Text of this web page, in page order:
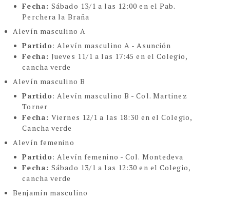
Fecha:Sábado 13/1 a las 12:00 en el Pab.
Perchera la Braña
Alevín masculino A
Partido: Alevín masculino A - Asunción
Fecha:Jueves 11/1 a las 17:45 en el Colegio,
cancha verde
Alevín masculino B
Partido: Alevín masculino B - Col. Martinez
Torner
Fecha:Viernes 12/1 a las 18:30 en el Colegio,
Cancha verde
Alevín femenino
Partido: Alevín femenino - Col. Montedeva
Fecha:Sábado 13/1 a las 12:30 en el Colegio,
cancha verde
Benjamín masculino